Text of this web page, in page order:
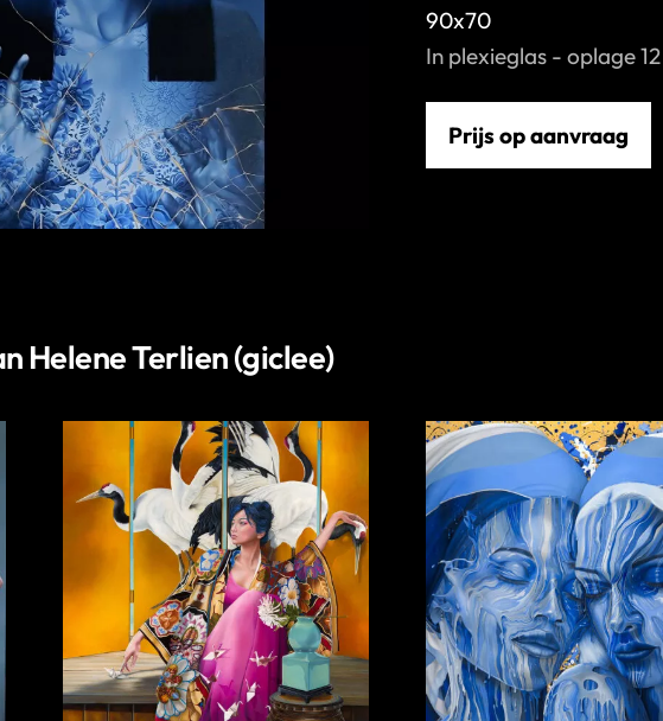
90x70
In plexieglas - oplage
Prijs op aanvraag
Helene Terlien (giclee)